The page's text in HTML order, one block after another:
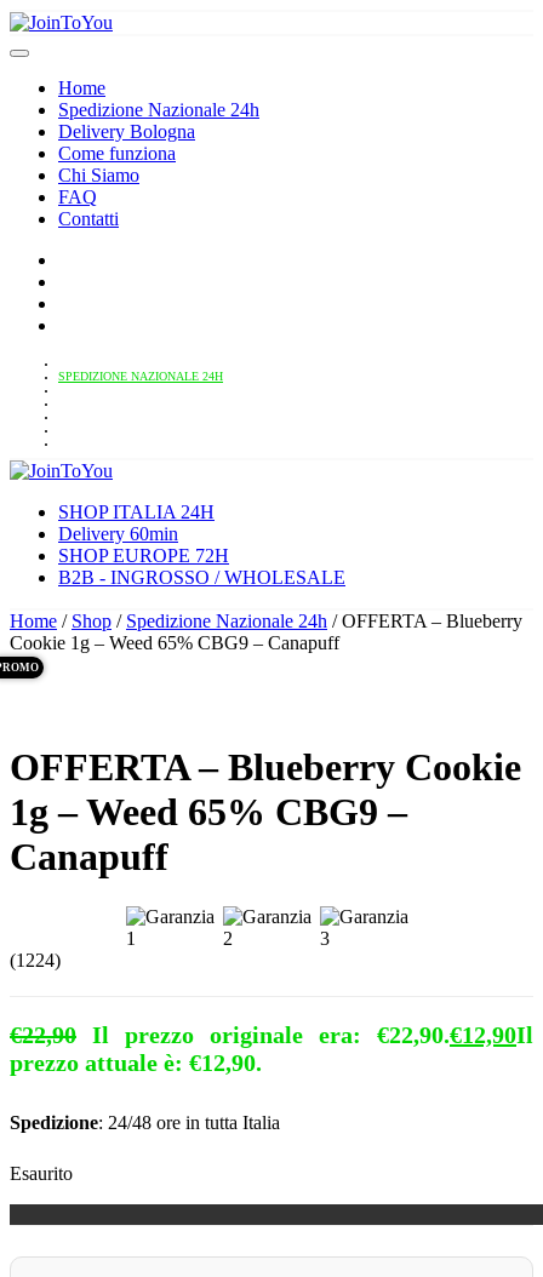
Home
Spedizione Nazionale 24h
Delivery Bologna
Come funziona
Chi Siamo
FAQ
Contatti
SPEDIZIONE NAZIONALE 24H
SHOP ITALIA 24H
Delivery 60min
SHOP EUROPE 72H
B2B - INGROSSO / WHOLESALE
Home / Shop / Spedizione Nazionale 24h / OFFERTA – Blueberry
Cookie 1g – Weed 65% CBG9 – Canapuff
OFFERTA – Blueberry Cookie
1g – Weed 65% CBG9 –
Canapuff
(1224)
€22,90 Il prezzo originale era: €22,90.€12,90Il
prezzo attuale è: €12,90.
Spedizione: 24/48 ore in tutta Italia
Esaurito